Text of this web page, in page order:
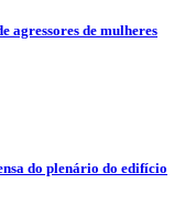
agressores de mulheres
do plenário do edifício